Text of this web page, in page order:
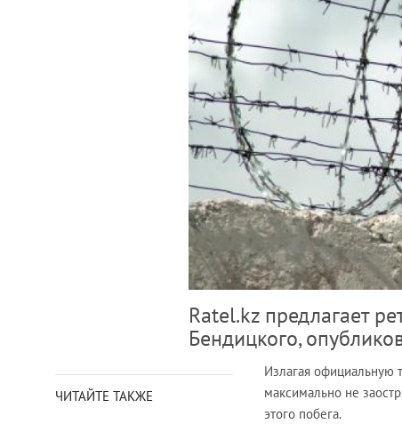
Ratel.kz предлагает
Бендицкого,
ЧИТАЙТЕ ТАКЖЕ
Излагая официальную
максимально не
этого побега.